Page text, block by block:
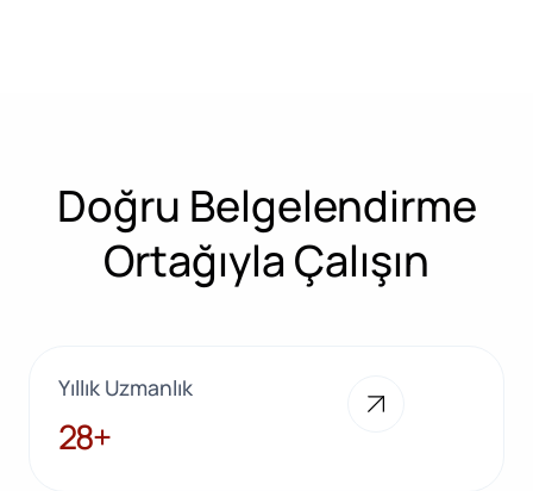
Doğru Belgelendirme
Ortağıyla Çalışın
Yıllık Uzmanlık
28+
28+